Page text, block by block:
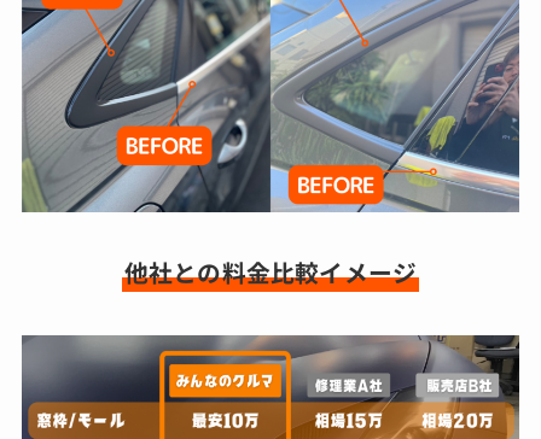
しま
す！
てい
きた
いな
と。
メン
テ半
年保
証が
てる
安心
感は
高
め。
他社との料金比較イメージ